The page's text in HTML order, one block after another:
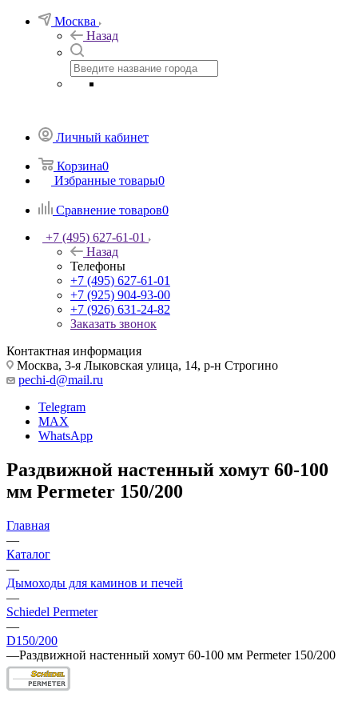
Москва
Назад
Личный кабинет
Корзина0
Избранные товары0
Сравнение товаров0
+7 (495) 627-61-01
Назад
Телефоны
+7 (495) 627-61-01
+7 (925) 904-93-00
+7 (926) 631-24-82
Заказать звонок
Контактная информация
Москва, 3-я Лыковская улица, 14, р-н Строгино
pechi-d@mail.ru
Telegram
MAX
WhatsApp
Раздвижной настенный хомут 60-100
мм Permeter 150/200
Главная
—
Каталог
—
Дымоходы для каминов и печей
—
Schiedel Permeter
—
D150/200
—Раздвижной настенный хомут 60-100 мм Permeter 150/200